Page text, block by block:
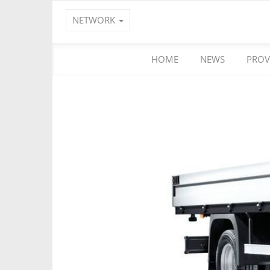
NETWORK
HOME NEWS